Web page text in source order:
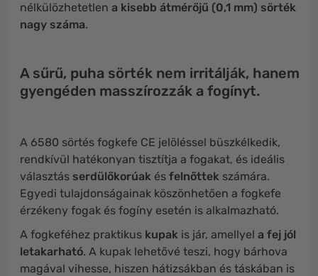
nélkülözhetetlen a kisebb átmérőjű (0,1 mm) sörték
nagy száma.
A sűrű, puha sörték nem irritálják, hanem
gyengéden masszírozzák a fogínyt.
A 6580 sörtés fogkefe CE jelöléssel büszkélkedik,
rendkívül hatékonyan tisztítja a fogakat, és ideális
választás serdülőkorúak és felnőttek számára.
Egyedi tulajdonságainak köszönhetően a fogkefe
érzékeny fogak és fogíny esetén is alkalmazható.
A fogkeféhez praktikus kupak is jár, amellyel a fej jól
letakarható. A kupak lehetővé teszi, hogy bárhova
magával vihesse, hiszen hátizsákban és táskában is